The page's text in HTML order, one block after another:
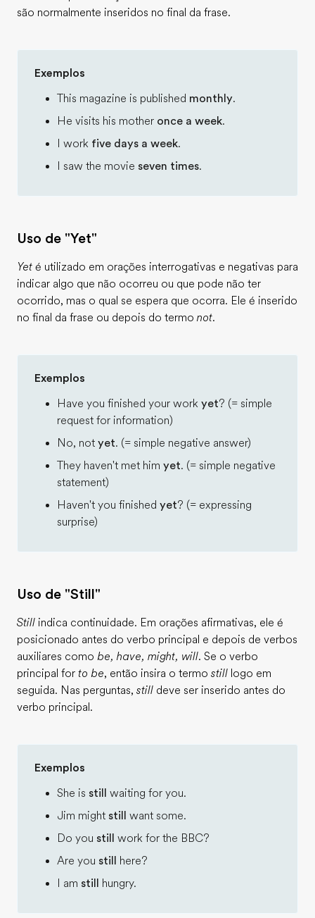
são normalmente inseridos no final da frase.
Exemplos
This magazine is published monthly.
He visits his mother once a week.
I work five days a week.
I saw the movie seven times.
Uso de "Yet"
Yet é utilizado em orações interrogativas e negativas para
indicar algo que não ocorreu ou que pode não ter
ocorrido, mas o qual se espera que ocorra. Ele é inserido
no final da frase ou depois do termo not.
Exemplos
Have you finished your work yet? (= simple
request for information)
No, not yet. (= simple negative answer)
They haven't met him yet. (= simple negative
statement)
Haven't you finished yet? (= expressing
surprise)
Uso de "Still"
Still indica continuidade. Em orações afirmativas, ele é
posicionado antes do verbo principal e depois de verbos
auxiliares como be, have, might, will. Se o verbo
principal for to be, então insira o termo still logo em
seguida. Nas perguntas, still deve ser inserido antes do
verbo principal.
Exemplos
She is still
waiting for you.
Jim might still
want some.
Do you still
work for the BBC?
Are you still
here?
I am still hungry.